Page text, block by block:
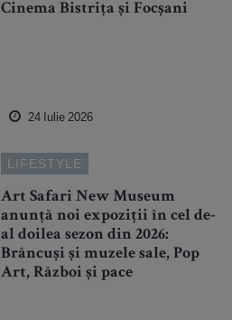
Cinema Bistrița și Focșani
24 Iulie 2026
LIFESTYLE
Art Safari New Museum
anunță noi expoziții în cel de-
al doilea sezon din 2026:
Brâncuși și muzele sale, Pop
Art, Război și pace